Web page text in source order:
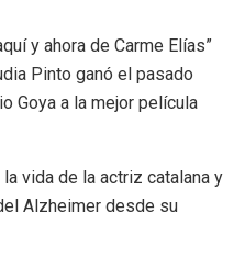
y ahora de Carme Elías”
Pinto ganó el pasado
Goya a la mejor película
vida de la actriz catalana y
Alzheimer desde su